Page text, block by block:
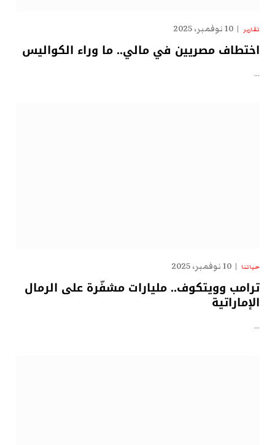
تقارير 10 نوفمبر، 2025
اختطاف مصريين في مالي.. ما وراء الكواليس
…
حياتنا 10 نوفمبر، 2025
ترامب وويتكوف.. مليارات مشفّرة على الرمال
الإماراتية
…